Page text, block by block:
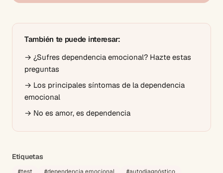
También te puede interesar:
→ ¿Sufres dependencia emocional? Hazte estas
preguntas
→ Los principales síntomas de la dependencia
emocional
→ No es amor, es dependencia
Etiquetas